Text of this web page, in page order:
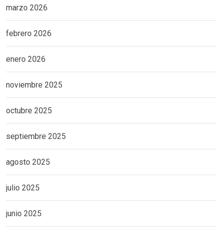
marzo 2026
febrero 2026
enero 2026
noviembre 2025
octubre 2025
septiembre 2025
agosto 2025
julio 2025
junio 2025